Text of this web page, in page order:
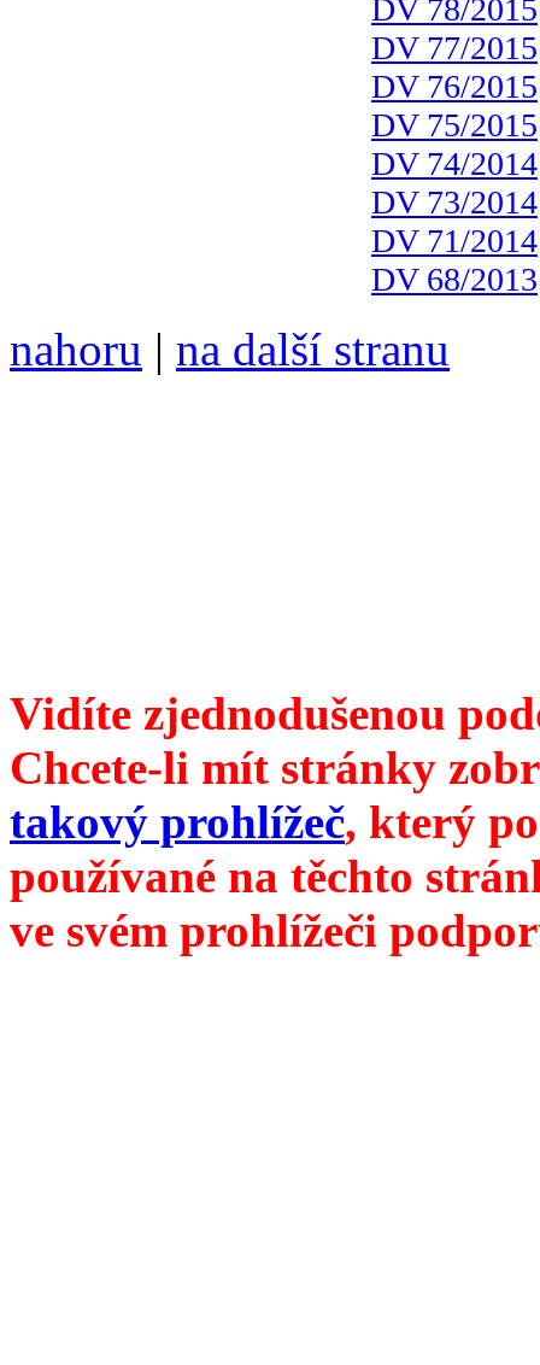
DV 78/2015
DV 77/2015
DV 76/2015
DV 75/2015
DV 74/2014
DV 73/2014
DV 71/2014
DV 68/2013
nahoru | na další stranu
Vidíte zjednodušenou
Chcete-li mít stránky
takový prohlížeč, který
používané na těchto
ve svém prohlížeči